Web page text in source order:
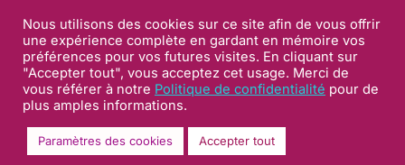
© Copyright 2021 Mission Locale de la Haute Gironde
Nous utilisons des cookies sur ce site afin de vous offrir
une expérience complète en gardant en mémoire vos
préférences pour vos futures visites. En cliquant sur
"Accepter tout", vous acceptez cet usage. Merci de
vous référer à notre Politique de confidentialité pour de
plus amples informations.
Paramètres des cookies Accepter tout